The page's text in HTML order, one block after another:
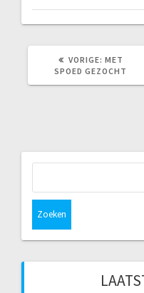
VORIGE: VORIG
BERICHT:
MET
SPOED GEZOCHT